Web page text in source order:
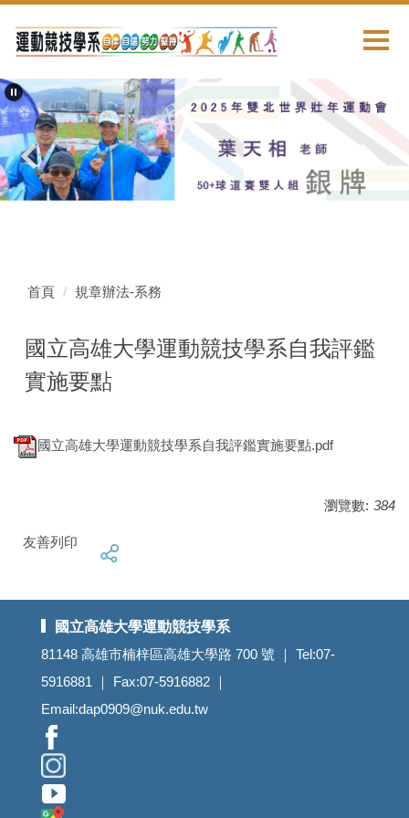
到
主
要
內
容
區
首頁 規章辦法-系務
國立高雄大學運動競技學系自我評鑑
實施要點
國立高雄大學運動競技學系自我評鑑實施要點.pdf
瀏覽數: 384
友善列印
國立高雄大學運動競技學系
81148 高雄市楠梓區高雄大學路 700 號 ｜ Tel:07-
5916881 ｜ Fax:07-5916882 ｜
Email:dap0909@nuk.edu.tw